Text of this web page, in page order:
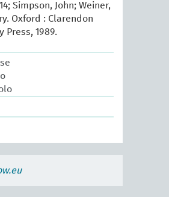
Simpson, John; Weiner,
Oxford : Clarendon
Press, 1989.